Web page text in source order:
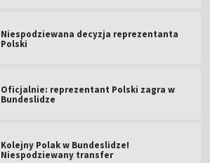
Niespodziewana decyzja reprezentanta
Polski
Oficjalnie: reprezentant Polski zagra w
Bundeslidze
Kolejny Polak w Bundeslidze!
Niespodziewany transfer